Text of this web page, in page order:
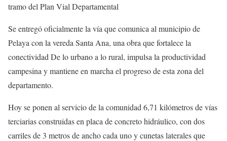
tramo del Plan Vial Departamental
Se entregó oficialmente la vía que comunica al municipio de
Pelaya con la vereda Santa Ana, una obra que fortalece la
conectividad De lo urbano a lo rural, impulsa la productividad
campesina y mantiene en marcha el progreso de esta zona del
departamento.
Hoy se ponen al servicio de la comunidad 6,71 kilómetros de vías
terciarias construidas en placa de concreto hidráulico, con dos
carriles de 3 metros de ancho cada uno y cunetas laterales que